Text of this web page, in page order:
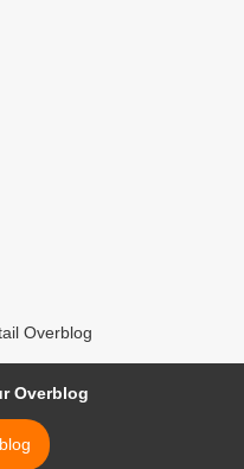
Overblog
Overblog